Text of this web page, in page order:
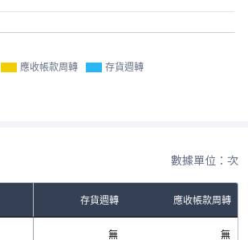
應收帳款周轉 存貨週轉
數據單位：次
存貨週轉 應收帳款周轉
無 無